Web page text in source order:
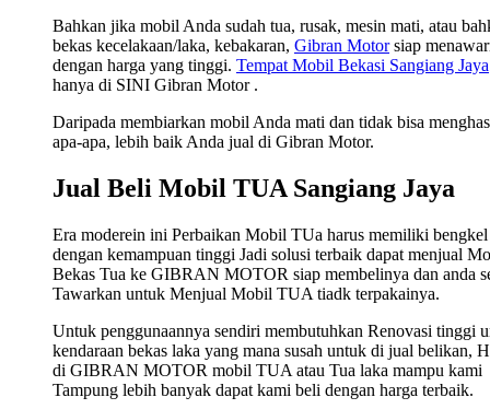
Bahkan jika mobil Anda sudah tua, rusak, mesin mati, atau
bekas kecelakaan/laka, kebakaran, Gibran Motorsiap
dengan harga yang tinggi. Tempat Mobil Bekasi Sangiang Jaya
hanya di SINI Gibran Motor .
Daripada membiarkan mobil Anda mati dan tidak bisa
apa-apa, lebih baik Anda jual di Gibran Motor.
Jual Beli Mobil TUA Sangiang Jaya
Era moderein ini Perbaikan Mobil TUa harus memiliki bengkel
dengan kemampuan tinggi Jadi solusi terbaik dapat menjual
Bekas Tua ke GIBRAN MOTOR siap membelinya dan anda
Tawarkan untuk Menjual Mobil TUA tiadk terpakainya.
Untuk penggunaannya sendiri membutuhkan Renovasi tinggi
kendaraan bekas laka yang mana susah untuk di jual belikan,
di GIBRAN MOTOR mobil TUA atau Tua laka mampu kami
Tampung lebih banyak dapat kami beli dengan harga terbaik.